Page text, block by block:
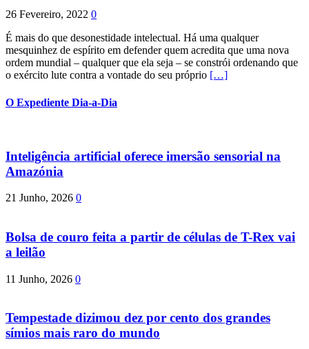
26 Fevereiro, 2022 0
É mais do que desonestidade intelectual. Há uma qualquer
mesquinhez de espírito em defender quem acredita que uma nova
ordem mundial – qualquer que ela seja – se constrói ordenando que
o exército lute contra a vontade do seu próprio […]
O Expediente Dia-a-Dia
Inteligência artificial oferece imersão sensorial na
Amazónia
21 Junho, 2026 0
Bolsa de couro feita a partir de células de T-Rex vai
a leilão
11 Junho, 2026 0
Tempestade dizimou dez por cento dos grandes
símios mais raro do mundo